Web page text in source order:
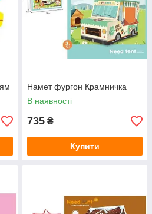
Намет фургон Крамничка
В наявності
735 ₴
Купити